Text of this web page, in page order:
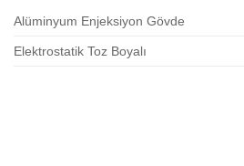
Alüminyum Enjeksiyon Gövde
Elektrostatik Toz Boyalı